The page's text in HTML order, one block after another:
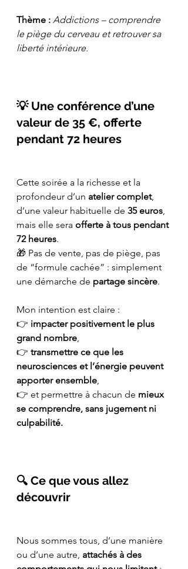
Thème : Addictions – comprendre
le piège du cerveau et retrouver sa
liberté intérieure.
💡 Une conférence d’une
valeur de 35 €, offerte
pendant 72 heures
Cette soirée a la richesse et la
profondeur d’un atelier complet,
d’une valeur habituelle de 35 euros,
mais elle sera offerte à tous pendant
72 heures.
🎁 Pas de vente, pas de piège, pas
de “formule cachée” : simplement
une démarche de partage sincère.
Mon intention est claire :
👉 impacter positivement le plus
grand nombre,
👉 transmettre ce que les
neurosciences et l’énergie peuvent
apporter ensemble,
👉 et permettre à chacun de mieux
se comprendre, sans jugement ni
culpabilité.
🔍 Ce que vous allez
découvrir
Nous sommes tous, d’une manière
ou d’une autre, attachés à des